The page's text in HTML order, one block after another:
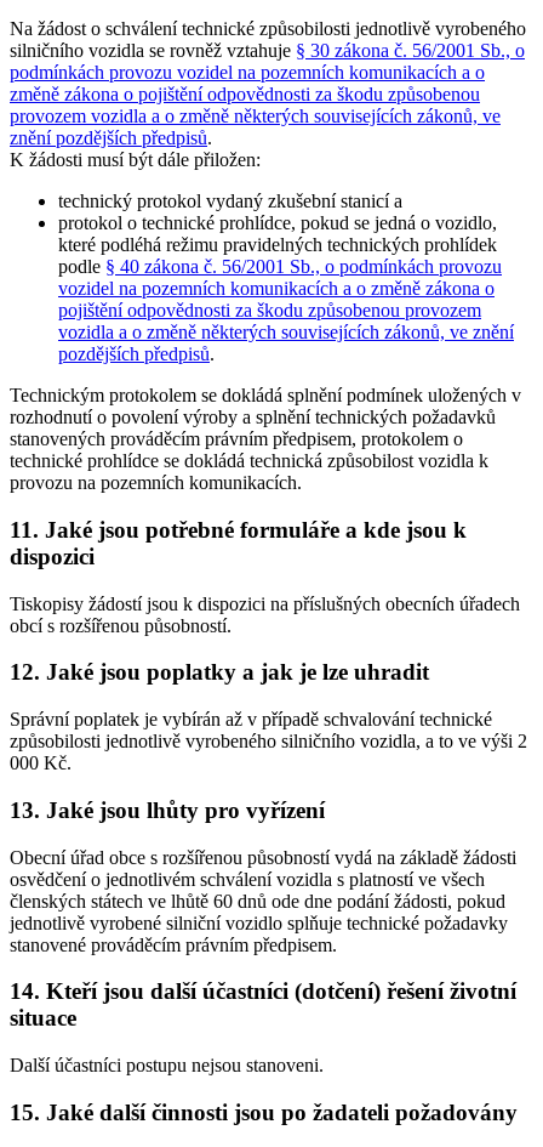
Na žádost o schválení technické způsobilosti jednotlivě vyrobeného
silničního vozidla se rovněž vztahuje § 30 zákona č. 56/2001 Sb., o
podmínkách provozu vozidel na pozemních komunikacích a o
změně zákona o pojištění odpovědnosti za škodu způsobenou
provozem vozidla a o změně některých souvisejících zákonů, ve
znění pozdějších předpisů.
K žádosti musí být dále přiložen:
technický protokol vydaný zkušební stanicí a
protokol o technické prohlídce, pokud se jedná o vozidlo,
které podléhá režimu pravidelných technických prohlídek
podle § 40 zákona č. 56/2001 Sb., o podmínkách provozu
vozidel na pozemních komunikacích a o změně zákona o
pojištění odpovědnosti za škodu způsobenou provozem
vozidla a o změně některých souvisejících zákonů, ve znění
pozdějších předpisů.
Technickým protokolem se dokládá splnění podmínek uložených v
rozhodnutí o povolení výroby a splnění technických požadavků
stanovených prováděcím právním předpisem, protokolem o
technické prohlídce se dokládá technická způsobilost vozidla k
provozu na pozemních komunikacích.
11. Jaké jsou potřebné formuláře a kde jsou k
dispozici
Tiskopisy žádostí jsou k dispozici na příslušných obecních úřadech
obcí s rozšířenou působností.
12. Jaké jsou poplatky a jak je lze uhradit
Správní poplatek je vybírán až v případě schvalování technické
způsobilosti jednotlivě vyrobeného silničního vozidla, a to ve výši 2
000 Kč.
13. Jaké jsou lhůty pro vyřízení
Obecní úřad obce s rozšířenou působností vydá na základě žádosti
osvědčení o jednotlivém schválení vozidla s platností ve všech
členských státech ve lhůtě 60 dnů ode dne podání žádosti, pokud
jednotlivě vyrobené silniční vozidlo splňuje technické požadavky
stanovené prováděcím právním předpisem.
14. Kteří jsou další účastníci (dotčení) řešení životní
situace
Další účastníci postupu nejsou stanoveni.
15. Jaké další činnosti jsou po žadateli požadovány